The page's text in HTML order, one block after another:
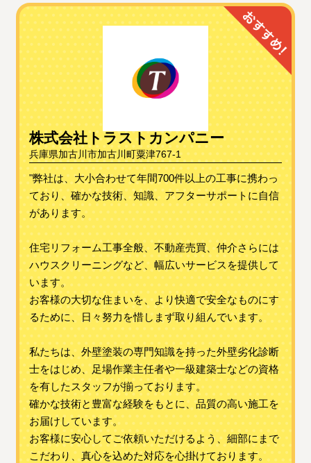
株式会社トラストカンパニー
兵庫県加古川市加古川町粟津767-1
"弊社は、大小合わせて年間700件以上の工事に携わっ
ており、確かな技術、知識、アフターサポートに自信
があります。
住宅リフォーム工事全般、不動産売買、仲介さらには
ハウスクリーニングなど、幅広いサービスを提供して
います。
お客様の大切な住まいを、より快適で安全なものにす
るために、日々努力を惜しまず取り組んでいます。
私たちは、外壁塗装の専門知識を持った外壁劣化診断
士をはじめ、足場作業主任者や一級建築士などの資格
を有したスタッフが揃っております。
確かな技術と豊富な経験をもとに、品質の高い施工を
お届けしています。
お客様に安心してご依頼いただけるよう、細部にまで
こだわり、真心を込めた対応を心掛けております。